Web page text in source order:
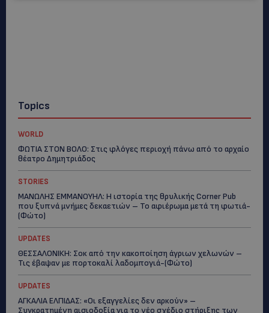
Topics
WORLD
ΦΩΤΙΑ ΣΤΟΝ ΒΟΛΟ: Στις φλόγες περιοχή πάνω από το αρχαίο
θέατρο Δημητριάδος
STORIES
ΜΑΝΩΛΗΣ ΕΜΜΑΝΟΥΗΛ: Η ιστορία της θρυλικής Corner Pub
που ξυπνά μνήμες δεκαετιών – Το αφιέρωμα μετά τη φωτιά-
(Φώτο)
UPDATES
ΘΕΣΣΑΛΟΝΙΚΗ: Σοκ από την κακοποίηση άγριων χελωνών –
Τις έβαψαν με πορτοκαλί λαδομπογιά-(Φώτο)
UPDATES
ΑΓΚΑΛΙΑ ΕΛΠΙΔΑΣ: «Οι εξαγγελίες δεν αρκούν» –
Συγκρατημένη αισιοδοξία για το νέο σχέδιο στήριξης των